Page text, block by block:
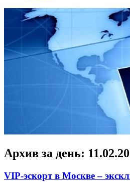
Архив за день:
VIP-эскорт в Москве –